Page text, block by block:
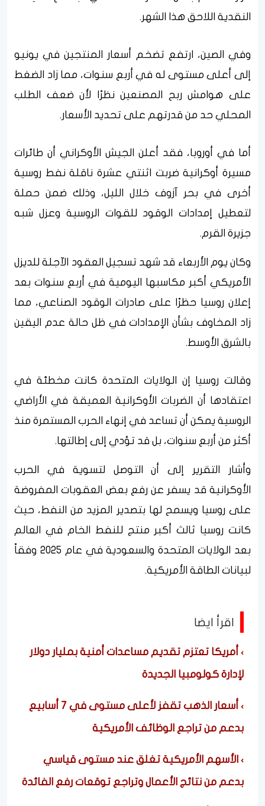
النقدية اللاحق هذا الشهر.
وفي الصين، ارتفع تضخم أسعار المنتجين في يونيو
إلى أعلى مستوى له في أربع سنوات، مما زاد الضغط
على هوامش ربح المصنعين نظرًا لأن ضعف الطلب
المحلي حد من قدرتهم على تحديد الأسعار.
أما في أوروبا، فقد أعلن الجيش الأوكراني أن طائرات
مسيرة أوكرانية ضربت اثنتي عشرة ناقلة نفط روسية
أخرى في بحر آزوف خلال الليل، وذلك ضمن حملة
لتعطيل إمدادات الوقود للقوات الروسية وعزل شبه
جزيرة القرم.
وكان يوم الأربعاء قد شهد تسجيل العقود الآجلة للديزل
الأمريكي أكبر مكاسبها اليومية في أربع سنوات بعد
إعلان روسيا حظرًا على صادرات الوقود الصناعي، مما
زاد المخاوف بشأن الإمدادات في ظل حالة عدم اليقين
بالشرق الأوسط.
وقالت روسيا إن الولايات المتحدة كانت مخطئة في
اعتقادها أن الضربات الأوكرانية العميقة في الأراضي
الروسية يمكن أن تساعد في إنهاء الحرب المستمرة منذ
أكثر من أربع سنوات، بل قد تؤدي إلى إطالتها.
وأشار التقرير إلى أن التوصل لتسوية في الحرب
الأوكرانية قد يسفر عن رفع بعض العقوبات المفروضة
على روسيا ويسمح لها بتصدير المزيد من النفط، حيث
كانت روسيا ثالث أكبر منتج للنفط الخام في العالم
بعد الولايات المتحدة والسعودية في عام 2025 وفقاً
لبيانات الطاقة الأمريكية.
اقرأ ايضا
أمريكا تعتزم تقديم مساعدات أمنية بمليار دولار
لإدارة كولومبيا الجديدة
أسعار الذهب تقفز لأعلى مستوى في 7 أسابيع
بدعم من تراجع الوظائف الأمريكية
الأسهم الأمريكية تغلق عند مستوى قياسي
بدعم من نتائج الأعمال وتراجع توقعات رفع الفائدة